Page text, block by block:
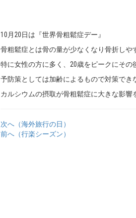
10月20日は『世界骨粗鬆症デー』
骨粗鬆症とは骨の量が少なくなり骨折しや
特に女性の方に多く、20歳をピークにその
予防策としては加齢によるもので対策でき
カルシウムの摂取が骨粗鬆症に大きな影響
次へ（海外旅行の日）
前へ（行楽シーズン）